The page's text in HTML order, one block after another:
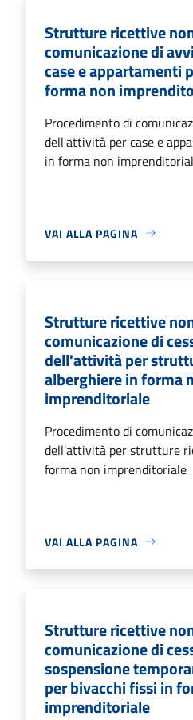
Strutture ricettive
comunicazione di
case e appartamenti
forma non
Procedimento di
dell'attività per case e
in forma non
VAI ALLA PAGINA
Strutture ricettive
comunicazione di
dell'attività per
alberghiere in forma
imprenditoriale
Procedimento di
dell'attività per strutture
forma non imprenditoriale
VAI ALLA PAGINA
Strutture ricettive
comunicazione di
sospensione
per bivacchi fissi in
imprenditoriale